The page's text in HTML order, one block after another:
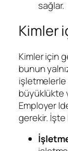
sağlar.
Kimler
Kimler için
bunun
işletmelerle
büyüklükte
Employer
gerekir. İşte